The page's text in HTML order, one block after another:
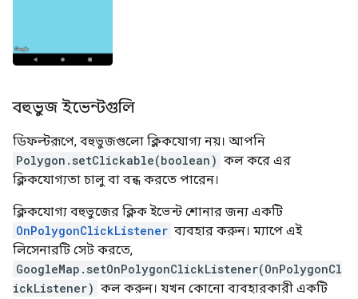
বহুভুজ ইভেন্টগুলি
ডিফল্টরূপে, বহুভুজগুলো ক্লিকযোগ্য নয়। আপনি
Polygon.setClickable(boolean) কল করে এর
ক্লিকযোগ্যতা চালু বা বন্ধ করতে পারেন।
ক্লিকযোগ্য বহুভুজের ক্লিক ইভেন্ট শোনার জন্য একটি
OnPolygonClickListener ব্যবহার করুন। ম্যাপে এই
লিসেনারটি সেট করতে,
GoogleMap.setOnPolygonClickListener(OnPolygonCl
ickListener) কল করুন। যখন কোনো ব্যবহারকারী একটি